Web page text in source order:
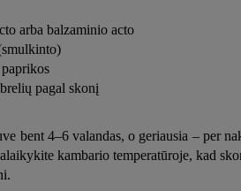
arba balzaminio acto
pagal skonį
bent 4–6 valandas, o geriausia – per
kambario temperatūroje, kad